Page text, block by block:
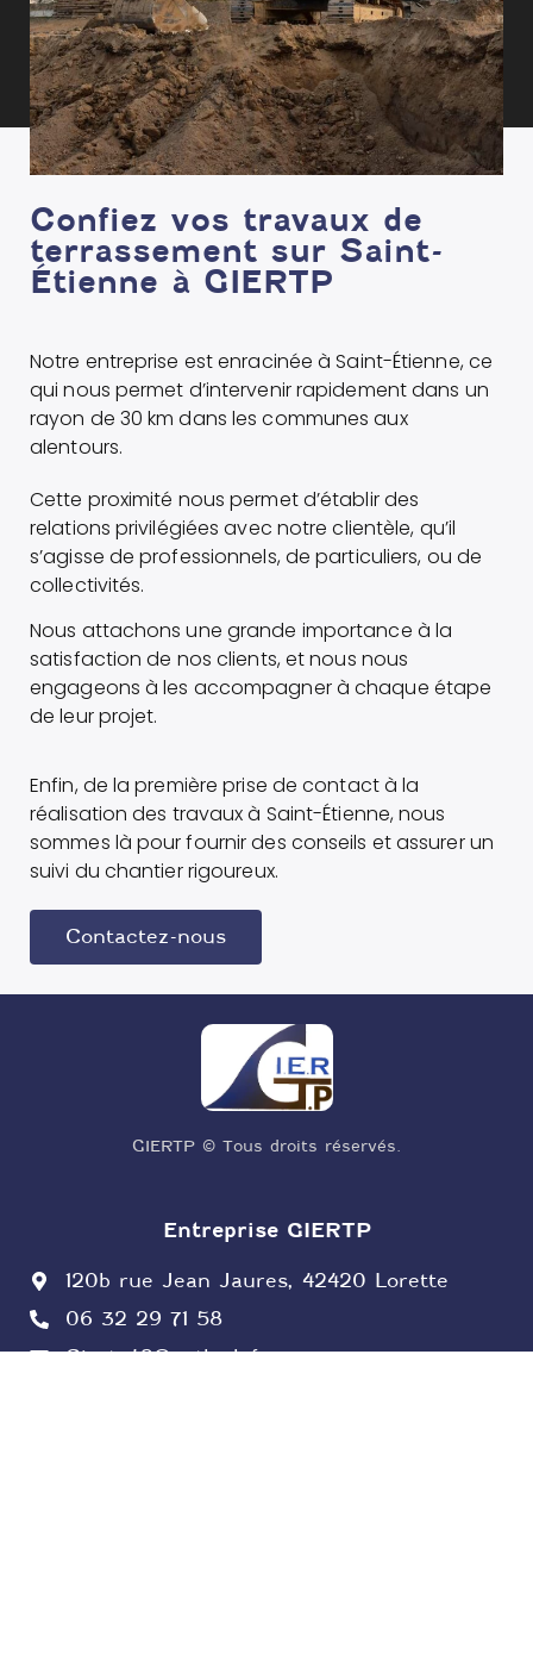
Confiez vos travaux de
terrassement sur Saint-
Étienne à GIERTP
Notre entreprise est enracinée à Saint-Étienne, ce
qui nous permet d’intervenir rapidement dans un
rayon de 30 km dans les communes aux
alentours.
Cette proximité nous permet d’établir des
relations privilégiées avec notre clientèle, qu’il
s’agisse de professionnels, de particuliers, ou de
collectivités.
Nous attachons une grande importance à la
satisfaction de nos clients, et nous nous
engageons à les accompagner à chaque étape
de leur projet.
Enfin, de la première prise de contact à la
réalisation des travaux à Saint-Étienne, nous
sommes là pour fournir des conseils et assurer un
suivi du chantier rigoureux.
Contactez-nous
GIERTP © Tous droits réservés.
Entreprise GIERTP
120b rue Jean Jaures, 42420 Lorette
06 32 29 71 58
Giertp42@outlook.fr